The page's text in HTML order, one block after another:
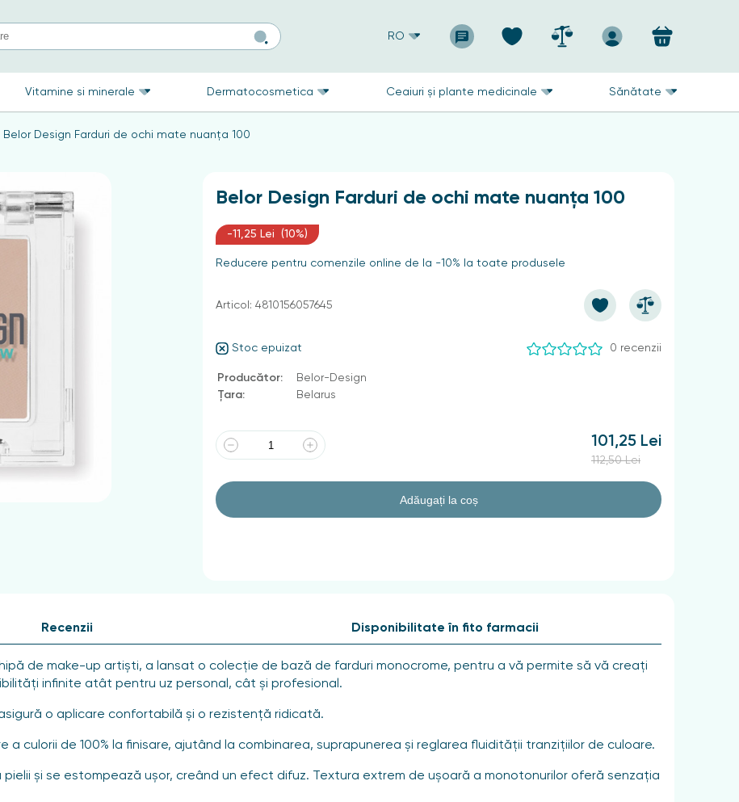
RO
Vitamine si minerale Dermatocosmetica Ceaiuri și plante medicinale Sănătate
Belor Design Farduri de ochi mate nuanța 100
Belor Design Farduri de ochi mate nuanța 100
-11,25 Lei (10%)
Reducere pentru comenzile online de la -10% la toate produsele
Stoc epuizat 0 recenzii
Producător:
Belor-Design
Țara:
Belarus
101,25 Lei
112,50 Lei
Adăugați la coș
Articol: 4810156057645
de make-up artiști, a lansat o colecție de bază de farduri monocrome, pentru a vă permite să vă creați
infinite atât pentru uz personal, cât și profesional.
o aplicare confortabilă și o rezistență ridicată.
a culorii de 100% la finisare, ajutând la combinarea, suprapunerea și reglarea fluidității tranzițiilor de culoare.
și se estompează ușor, creând un efect difuz. Textura extrem de ușoară a monotonurilor oferă senzația
Recenzii Disponibilitate în fito farmacii